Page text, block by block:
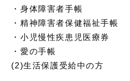
・身体障害者手帳
・精神障害者保健福祉手帳
・小児慢性疾患児医療券
・愛の手帳
(2)生活保護受給中の方